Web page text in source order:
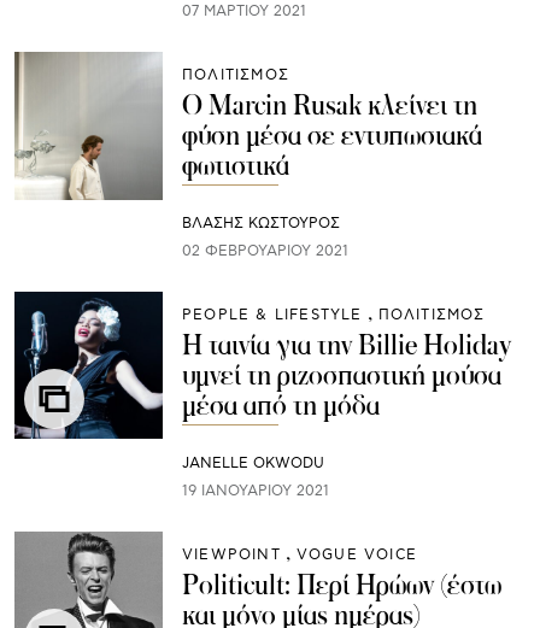
07 ΜΑΡΤΊΟΥ 2021
ΠΟΛΙΤΙΣΜΟΣ
Ο Marcin Rusak κλείνει τη
φύση μέσα σε εντυπωσιακά
φωτιστικά
ΒΛΑΣΗΣ ΚΩΣΤΟΥΡΟΣ
02 ΦΕΒΡΟΥΑΡΊΟΥ 2021
PEOPLE & LIFESTYLE ΠΟΛΙΤΙΣΜΟΣ
Η ταινία για την Billie Holiday
υμνεί τη ριζοσπαστική μούσα
μέσα από τη μόδα
JANELLE OKWODU
19 ΙΑΝΟΥΑΡΊΟΥ 2021
VIEWPOINT VOGUE VOICE
Politicult: Περί Ηρώων (έστω
και μόνο μίας ημέρας)